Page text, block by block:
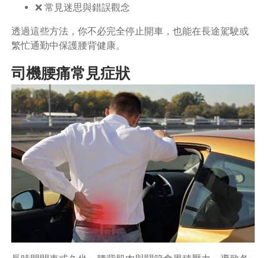
❌ 常見迷思與錯誤觀念
透過這些方法，你不必完全停止開車，也能在長途駕駛或
繁忙通勤中保護腰背健康。
司機腰痛常見症狀